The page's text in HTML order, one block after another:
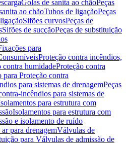
Golas de sanita ao chãoPeças
ao chãoTubos de ligaçãoPeças
Sifões curvosPeças de
Sifões de sucçãoPeças de substituição
para
Proteção contra incêndios,
contra humidadeProteção contra
para Proteção contra
para sistemas de drenagemPeças
incêndios para sistemas de
para estrutura com
Isolamentos para estrutura com
e isolamento de ruído
para drenagemVálvulas de
para Válvulas de admissão de